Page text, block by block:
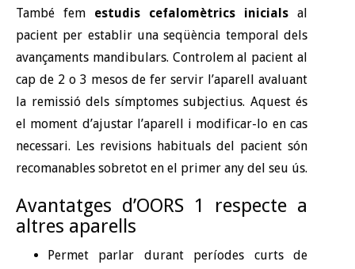
També fem estudis cefalomètrics inicials al
pacient per establir una seqüència temporal dels
avançaments mandibulars. Controlem al pacient al
cap de 2 o 3 mesos de fer servir l’aparell avaluant
la remissió dels símptomes subjectius. Aquest és
el moment d’ajustar l’aparell i modificar-lo en cas
necessari. Les revisions habituals del pacient són
recomanables sobretot en el primer any del seu ús.
Avantatges d’OORS 1 respecte a
altres aparells
Permet parlar durant períodes curts de